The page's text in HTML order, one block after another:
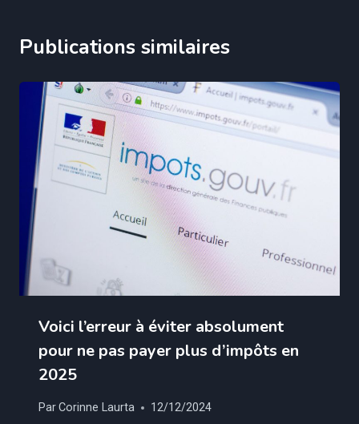
Publications similaires
Voici l’erreur à éviter absolument
pour ne pas payer plus d’impôts en
2025
ParCorinne Laurta 12/12/2024